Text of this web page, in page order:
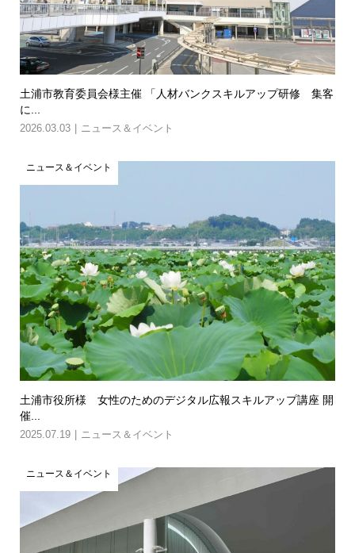
土浦市教育委員会様主催 「人材バンクスキルアップ研修 集客
に...
2026.03.03 ニュース＆イベント
ニュース＆イベント
土浦市役所様 女性のためのデジタル広報スキルアップ講座 開
催...
2025.07.19 ニュース＆イベント
ニュース＆イベント